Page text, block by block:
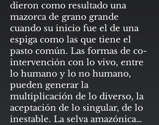
dieron como resultado una
mazorca de grano grande
cuando su inicio fue el de una
espiga como las que tiene el
pasto común. Las formas de co-
intervención con lo vivo, entre
lo humano y lo no humano,
pueden generar la
multiplicación de lo diverso, la
aceptación de lo singular, de lo
inestable. La selva amazónica